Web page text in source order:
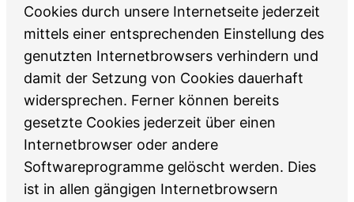
Cookies durch unsere Internetseite jederzeit
mittels einer entsprechenden Einstellung des
genutzten Internetbrowsers verhindern und
damit der Setzung von Cookies dauerhaft
widersprechen. Ferner können bereits
gesetzte Cookies jederzeit über einen
Internetbrowser oder andere
Softwareprogramme gelöscht werden. Dies
ist in allen gängigen Internetbrowsern